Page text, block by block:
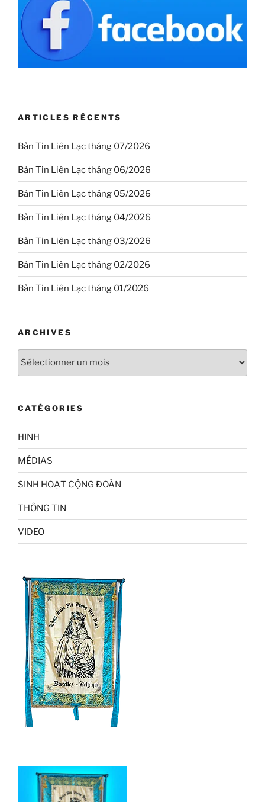
ARTICLES RÉCENTS
Bản Tin Liên Lạc tháng 07/2026
Bản Tin Liên Lạc tháng 06/2026
Bản Tin Liên Lạc tháng 05/2026
Bản Tin Liên Lạc tháng 04/2026
Bản Tin Liên Lạc tháng 03/2026
Bản Tin Liên Lạc tháng 02/2026
Bản Tin Liên Lạc tháng 01/2026
ARCHIVES
Archives
CATÉGORIES
HINH
MÉDIAS
SINH HOẠT CỘNG ĐOÀN
THÔNG TIN
VIDEO